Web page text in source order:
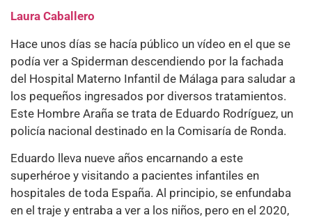
Laura Caballero
Hace unos días se hacía público un vídeo en el que se
podía ver a Spiderman descendiendo por la fachada
del Hospital Materno Infantil de Málaga para saludar a
los pequeños ingresados por diversos tratamientos.
Este Hombre Araña se trata de Eduardo Rodríguez, un
policía nacional destinado en la Comisaría de Ronda.
Eduardo lleva nueve años encarnando a este
superhéroe y visitando a pacientes infantiles en
hospitales de toda España. Al principio, se enfundaba
en el traje y entraba a ver a los niños, pero en el 2020,